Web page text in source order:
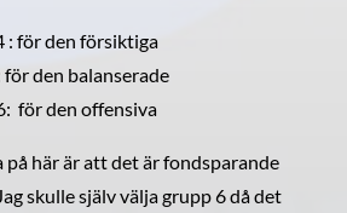
: för den försiktiga
för den balanserade
för den offensiva
på här är att det är fondsparande
skulle själv välja grupp 6 då det